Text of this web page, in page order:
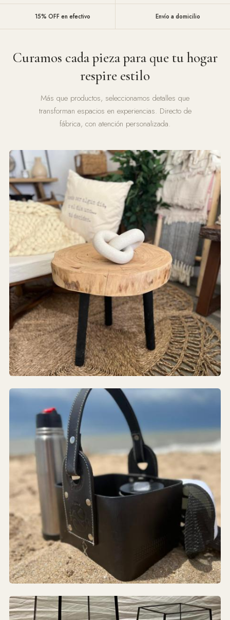
15% OFF en efectivo Envío a domicilio
Curamos cada pieza para que tu hogar
respire estilo
Más que productos, seleccionamos detalles que
transforman espacios en experiencias. Directo de
fábrica, con atención personalizada.
Living
SILLONES · ALFOMBRAS · LÁMPARAS
A la Mesa